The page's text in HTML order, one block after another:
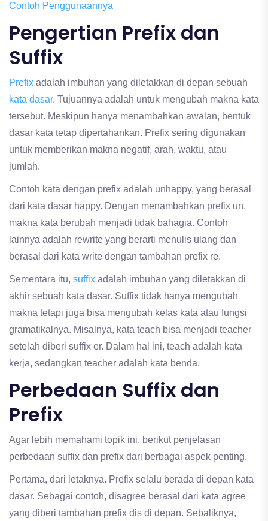
Contoh Penggunaannya
Pengertian Prefix dan
Suffix
Prefix adalah imbuhan yang diletakkan di depan sebuah
kata dasar. Tujuannya adalah untuk mengubah makna kata
tersebut. Meskipun hanya menambahkan awalan, bentuk
dasar kata tetap dipertahankan. Prefix sering digunakan
untuk memberikan makna negatif, arah, waktu, atau
jumlah.
Contoh kata dengan prefix adalah unhappy, yang berasal
dari kata dasar happy. Dengan menambahkan prefix un,
makna kata berubah menjadi tidak bahagia. Contoh
lainnya adalah rewrite yang berarti menulis ulang dan
berasal dari kata write dengan tambahan prefix re.
Sementara itu, suffix adalah imbuhan yang diletakkan di
akhir sebuah kata dasar. Suffix tidak hanya mengubah
makna tetapi juga bisa mengubah kelas kata atau fungsi
gramatikalnya. Misalnya, kata teach bisa menjadi teacher
setelah diberi suffix er. Dalam hal ini, teach adalah kata
kerja, sedangkan teacher adalah kata benda.
Perbedaan Suffix dan
Prefix
Agar lebih memahami topik ini, berikut penjelasan
perbedaan suffix dan prefix dari berbagai aspek penting.
Pertama, dari letaknya. Prefix selalu berada di depan kata
dasar. Sebagai contoh, disagree berasal dari kata agree
yang diberi tambahan prefix dis di depan. Sebaliknya,